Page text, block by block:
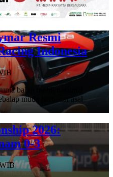
Resmi
Indonesia
balap mobil nasional
muda berbakat asal
2026:
0-3